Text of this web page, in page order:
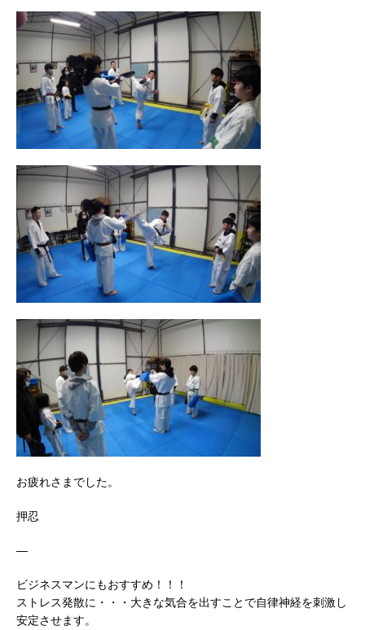
お疲れさまでした。
押忍
—
ビジネスマンにもおすすめ！！！
ストレス発散に・・・大きな気合を出すことで自律神経を刺激し
安定させます。